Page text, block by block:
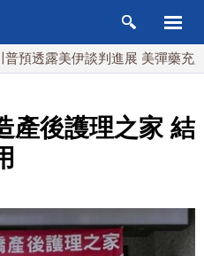
談判進展 美彈藥充足再擴大生產
產後護理之家 結